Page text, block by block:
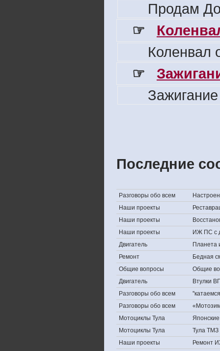
Продам
☞
Коленвал
☞
Последние
Разговоры обо всем
Наши проекты
Наши проекты
Наши проекты
ИЖ ПС с
Двигатель
Планета
Ремонт
Бедная
Общие вопросы
Общие
Двигатель
Втулки
Разговоры обо всем
Разговоры обо всем
Мотоциклы Тула
Мотоциклы Тула
Тула ТМЗ
Наши проекты
Ремонт